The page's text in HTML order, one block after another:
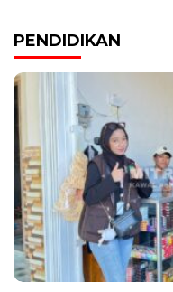
PENDIDIKAN